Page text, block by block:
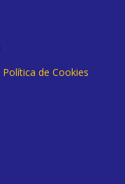
Política de Cookies